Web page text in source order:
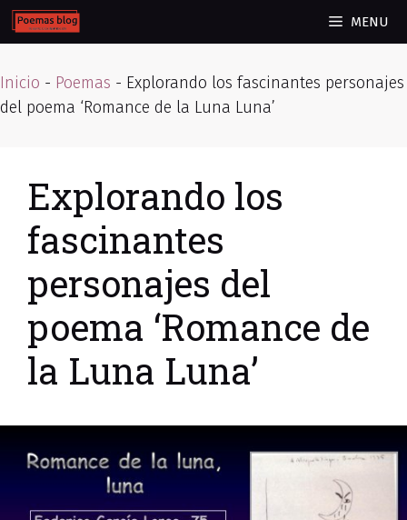
Skip
to
MENU
Inicio - Poemas - Explorando los fascinantes personajes
del poema ‘Romance de la Luna Luna’
Explorando los
fascinantes
personajes del
poema ‘Romance de
la Luna Luna’